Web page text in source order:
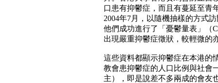
口患有抑鬱症，而且有蔓延至青
2004年7月，以隨機抽樣的方式
他們成功進行了「憂鬱量表」（
出現嚴重抑鬱症徵狀，較輕微的
這些資料都顯示抑鬱症在本港的
教會患抑鬱症的人口比例與社會
主），即是說差不多兩成的會友